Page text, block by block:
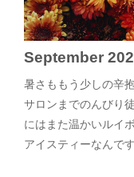
September
暑さももう少しの辛
サロンまでのんびり
にはまた温かいルイ
アイスティーなんです